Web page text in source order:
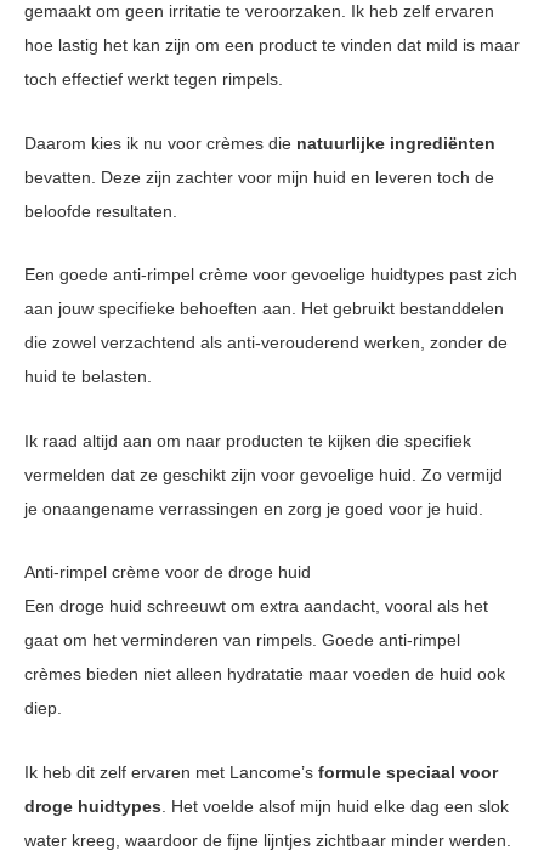
gemaakt om geen irritatie te veroorzaken. Ik heb zelf ervaren
hoe lastig het kan zijn om een product te vinden dat mild is maar
toch effectief werkt tegen rimpels.
Daarom kies ik nu voor crèmes die natuurlijke ingrediënten
bevatten. Deze zijn zachter voor mijn huid en leveren toch de
beloofde resultaten.
Een goede anti-rimpel crème voor gevoelige huidtypes past zich
aan jouw specifieke behoeften aan. Het gebruikt bestanddelen
die zowel verzachtend als anti-verouderend werken, zonder de
huid te belasten.
Ik raad altijd aan om naar producten te kijken die specifiek
vermelden dat ze geschikt zijn voor gevoelige huid. Zo vermijd
je onaangename verrassingen en zorg je goed voor je huid.
Anti-rimpel crème voor de droge huid
Een droge huid schreeuwt om extra aandacht, vooral als het
gaat om het verminderen van rimpels. Goede anti-rimpel
crèmes bieden niet alleen hydratatie maar voeden de huid ook
diep.
Ik heb dit zelf ervaren met Lancome’s formule speciaal voor
droge huidtypes . Het voelde alsof mijn huid elke dag een slok
water kreeg, waardoor de fijne lijntjes zichtbaar minder werden.